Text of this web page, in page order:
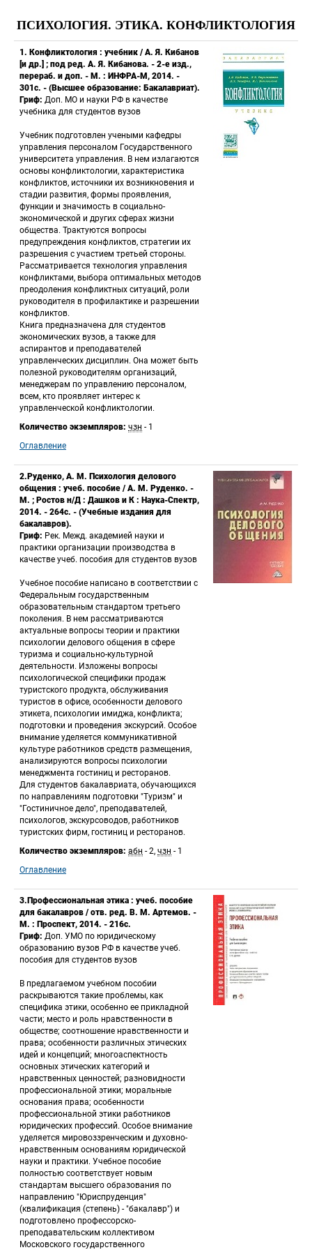
ПСИХОЛОГИЯ. ЭТИКА. КОНФЛИКТОЛОГИЯ
1. Конфликтология : учебник / А. Я. Кибанов
[и др.] ; под ред. А. Я. Кибанова. - 2-е изд.,
перераб. и доп. - М. : ИНФРА-М, 2014. -
301с. - (Высшее образование: Бакалавриат).
Гриф: Доп. МО и науки РФ в качестве
учебника для студентов вузов
Учебник подготовлен учеными кафедры
управления персоналом Государственного
университета управления. В нем излагаются
основы конфликтологии, характеристика
конфликтов, источники их возникновения и
стадии развития, формы проявления,
функции и значимость в социально-
экономической и других сферах жизни
общества. Трактуются вопросы
предупреждения конфликтов, стратегии их
разрешения с участием третьей стороны.
Рассматривается технология управления
конфликтами, выбора оптимальных методов
преодоления конфликтных ситуаций, роли
руководителя в профилактике и разрешении
конфликтов.
Книга предназначена для студентов
экономических вузов, а также для
аспирантов и преподавателей
управленческих дисциплин. Она может быть
полезной руководителям организаций,
менеджерам по управлению персоналом,
всем, кто проявляет интерес к
управленческой конфликтологии.
Количество экземпляров: чзн - 1
Оглавление
2.Руденко, А. М. Психология делового
общения : учеб. пособие / А. М. Руденко. -
М. ; Ростов н/Д : Дашков и К : Наука-Спектр,
2014. - 264с. - (Учебные издания для
бакалавров).
Гриф: Рек. Межд. академией науки и
практики организации производства в
качестве учеб. пособия для студентов вузов
Учебное пособие написано в соответствии с
Федеральным государственным
образовательным стандартом третьего
поколения. В нем рассматриваются
актуальные вопросы теории и практики
психологии делового общения в сфере
туризма и социально-культурной
деятельности. Изложены вопросы
психологической специфики продаж
туристского продукта, обслуживания
туристов в офисе, особенности делового
этикета, психологии имиджа, конфликта;
подготовки и проведения экскурсий. Особое
внимание уделяется коммуникативной
культуре работников средств размещения,
анализируются вопросы психологии
менеджмента гостиниц и ресторанов.
Для студентов бакалавриата, обучающихся
по направлениям подготовки "Туризм" и
"Гостиничное дело", преподавателей,
психологов, экскурсоводов, работников
туристских фирм, гостиниц и ресторанов.
Количество экземпляров: абн - 2, чзн - 1
Оглавление
3.Профессиональная этика : учеб. пособие
для бакалавров / отв. ред. В. М. Артемов. -
М. : Проспект, 2014. - 216с.
Гриф: Доп. УМО по юридическому
образованию вузов РФ в качестве учеб.
пособия для студентов вузов
В предлагаемом учебном пособии
раскрываются такие проблемы, как
специфика этики, особенно ее прикладной
части; место и роль нравственности в
обществе; соотношение нравственности и
права; особенности различных этических
идей и концепций; многоаспектность
основных этических категорий и
нравственных ценностей; разновидности
профессиональной этики; моральные
основания права; особенности
профессиональной этики работников
юридических профессий. Особое внимание
уделяется мировоззренческим и духовно-
нравственным основаниям юридической
науки и практики. Учебное пособие
полностью соответствует новым
стандартам высшего образования по
направлению "Юриспруденция"
(квалификация (степень) - "бакалавр") и
подготовлено профессорско-
преподавательским коллективом
Московского государственного